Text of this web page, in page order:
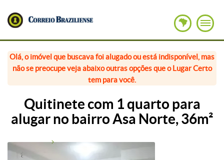
Olá, o imóvel que buscava foi alugado ou está indisponível, mas
não se preocupe veja abaixo outras opções que o Lugar Certo
tem para você.
Quitinete com 1 quarto para
alugar no bairro Asa Norte, 36m²